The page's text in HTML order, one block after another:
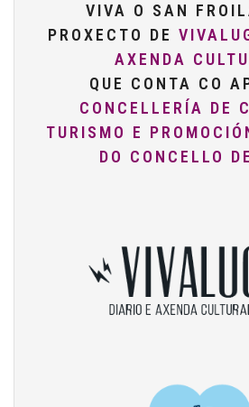
VIVA O SAN
PROXECTO DE
AXENDA
QUE CONTA CO
CONCELLERÍA DE
TURISMO E
DO CONCELLO